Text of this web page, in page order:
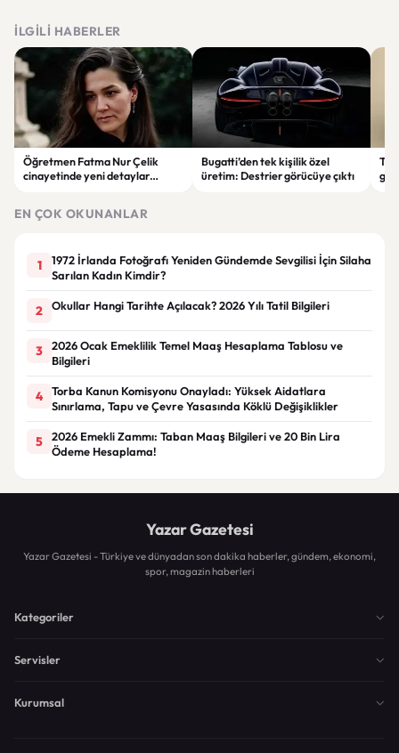
İLGILI HABERLER
Öğretmen Fatma Nur Çelik
cinayetinde yeni detaylar
Bugatti’den tek kişilik özel
üretim: Destrier görücüye çıktı
EN ÇOK OKUNANLAR
1
1972 İrlanda Fotoğrafı Yeniden Gündemde Sevgilisi İçin Silaha
Sarılan Kadın Kimdir?
2 Okullar Hangi Tarihte Açılacak? 2026 Yılı Tatil Bilgileri
3
2026 Ocak Emeklilik Temel Maaş Hesaplama Tablosu ve
Bilgileri
4
Torba Kanun Komisyonu Onayladı: Yüksek Aidatlara
Sınırlama, Tapu ve Çevre Yasasında Köklü Değişiklikler
5
2026 Emekli Zammı: Taban Maaş Bilgileri ve 20 Bin Lira
Ödeme Hesaplama!
Yazar Gazetesi
Yazar Gazetesi - Türkiye ve dünyadan son dakika haberler, gündem, ekonomi,
spor, magazin haberleri
Kategoriler
Servisler
Kurumsal